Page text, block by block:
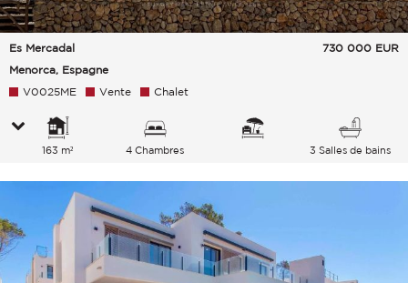
Es Mercadal
Menorca, Espagne
730 000 EUR
V0025ME Vente Chalet
163 m² 4 Chambres 3 Salles de bains